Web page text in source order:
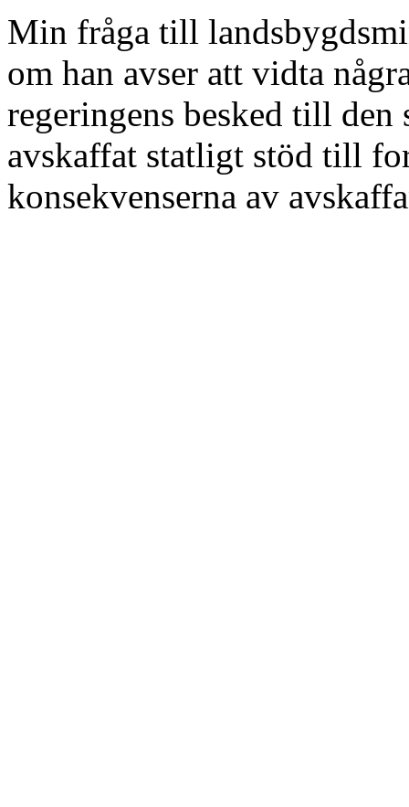
Min fråga till
om han avser att vidta
regeringens besked till den
avskaffat statligt stöd till
konsekvenserna av